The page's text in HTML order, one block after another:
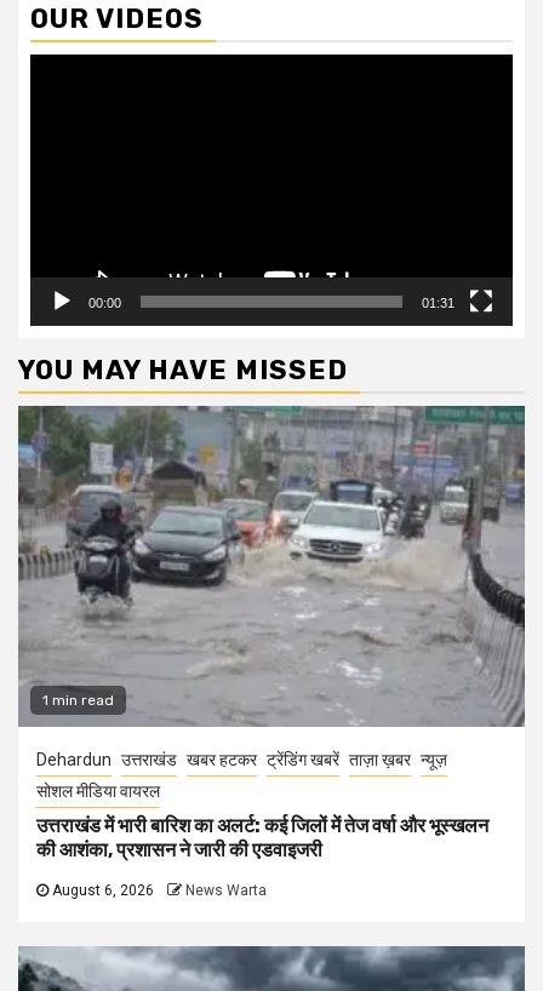
OUR VIDEOS
00:00 01:31
YOU MAY HAVE MISSED
1 min read
Dehardun उत्तराखंड खबर हटकर ट्रेंडिंग खबरें ताज़ा ख़बर न्यूज़
सोशल मीडिया वायरल
उत्तराखंड में भारी बारिश का अलर्ट: कई जिलों में तेज वर्षा और भूस्खलन
की आशंका, प्रशासन ने जारी की एडवाइजरी
August 6, 2026 News Warta